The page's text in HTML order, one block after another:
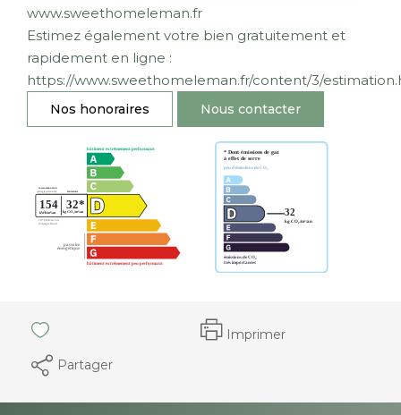
www.sweethomeleman.fr
Estimez également votre bien gratuitement et
rapidement en ligne :
https://www.sweethomeleman.fr/content/3/
Nos honoraires Nous contacter
Imprimer
Partager